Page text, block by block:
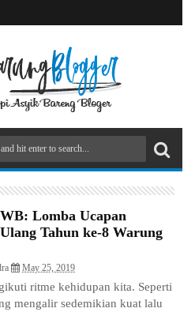
Lomba Ucapan
Tahun ke-8 Warung
May 25, 2019
ritme kehidupan kita. Seperti
mengalir sedemikian kuat lalu